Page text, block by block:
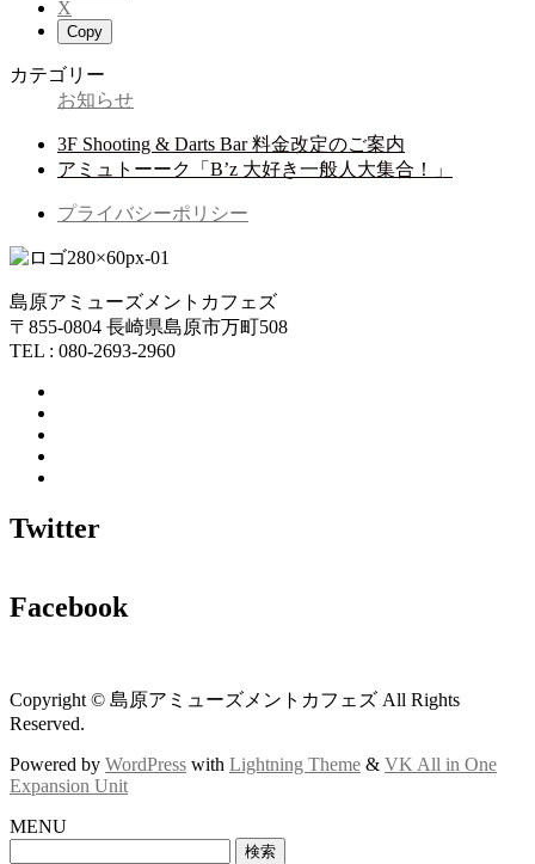
X
Copy
カテゴリー
お知らせ
3F Shooting & Darts Bar 料金改定のご案内
アミュトーーク「B’z 大好き一般人大集合！」
プライバシーポリシー
島原アミューズメントカフェズ
〒855-0804 長崎県島原市万町508
TEL : 080-2693-2960
Twitter
Facebook
Copyright © 島原アミューズメントカフェズ All Rights
Reserved.
Powered by WordPress with Lightning Theme & VK All in One
Expansion Unit
MENU